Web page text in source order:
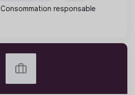
Consommation responsable